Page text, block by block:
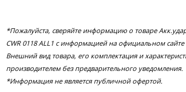
*Пожалуйста, сверяйте информацию о товаре
СWR 0118 ALL1 с информацией на официальном сайте
Внешний вид товара, его комплектация и
производителем без предварительного уведомления.
*Информация не является публичной офертой.